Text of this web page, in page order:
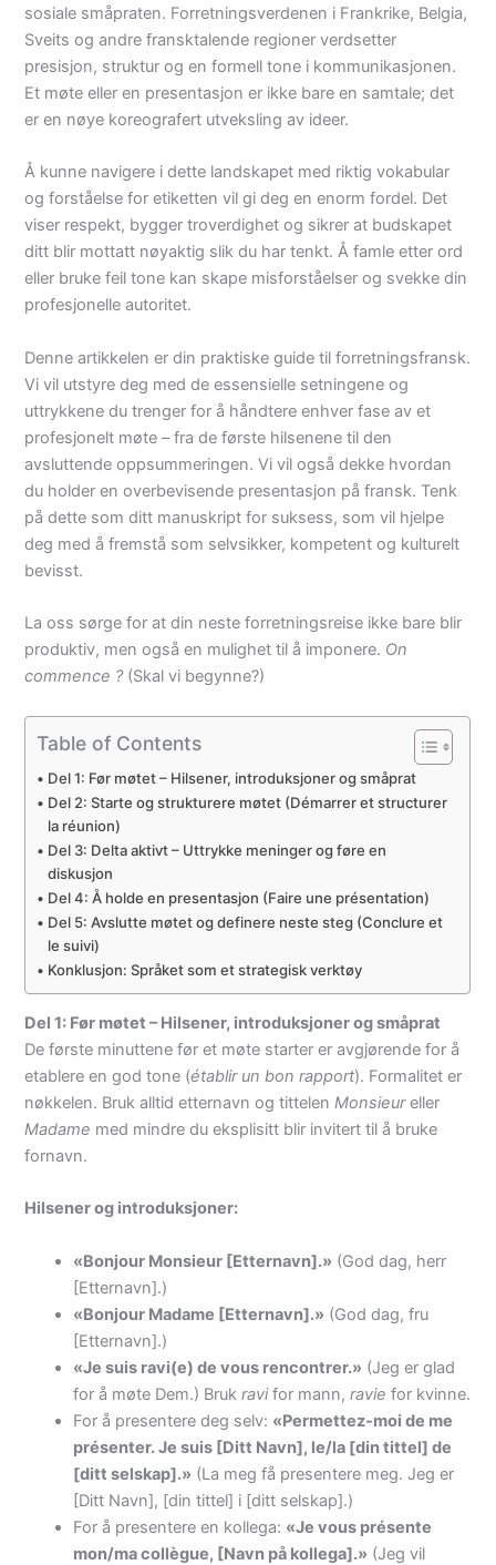
sosiale småpraten. Forretningsverdenen i Frankrike, Belgia,
Sveits og andre fransktalende regioner verdsetter
presisjon, struktur og en formell tone i kommunikasjonen.
Et møte eller en presentasjon er ikke bare en samtale; det
er en nøye koreografert utveksling av ideer.
Å kunne navigere i dette landskapet med riktig vokabular
og forståelse for etiketten vil gi deg en enorm fordel. Det
viser respekt, bygger troverdighet og sikrer at budskapet
ditt blir mottatt nøyaktig slik du har tenkt. Å famle etter ord
eller bruke feil tone kan skape misforståelser og svekke din
profesjonelle autoritet.
Denne artikkelen er din praktiske guide til forretningsfransk.
Vi vil utstyre deg med de essensielle setningene og
uttrykkene du trenger for å håndtere enhver fase av et
profesjonelt møte – fra de første hilsenene til den
avsluttende oppsummeringen. Vi vil også dekke hvordan
du holder en overbevisende presentasjon på fransk. Tenk
på dette som ditt manuskript for suksess, som vil hjelpe
deg med å fremstå som selvsikker, kompetent og kulturelt
bevisst.
La oss sørge for at din neste forretningsreise ikke bare blir
produktiv, men også en mulighet til å imponere. On
commence ?(Skal vi begynne?)
Table of Contents
Del 1: Før møtet – Hilsener, introduksjoner og småprat
Del 2: Starte og strukturere møtet (Démarrer et structurer
la réunion)
Del 3: Delta aktivt – Uttrykke meninger og føre en
diskusjon
Del 4: Å holde en presentasjon (Faire une présentation)
Del 5: Avslutte møtet og definere neste steg (Conclure et
le suivi)
Konklusjon: Språket som et strategisk verktøy
Del 1: Før møtet – Hilsener, introduksjoner og småprat
De første minuttene før et møte starter er avgjørende for å
etablere en god tone (établir un bon rapport). Formalitet er
nøkkelen. Bruk alltid etternavn og tittelenMonsieureller
Madame med mindre du eksplisitt blir invitert til å bruke
fornavn.
Hilsener og introduksjoner:
«Bonjour Monsieur [Etternavn].» (God dag, herr
[Etternavn].)
«Bonjour Madame [Etternavn].» (God dag, fru
[Etternavn].)
«Je suis ravi(e) de vous rencontrer.» (Jeg er glad
for å møte Dem.) Brukravifor mann,ravie for kvinne.
For å presentere deg selv: «Permettez-moi de me
présenter. Je suis [Ditt Navn], le/la [din tittel] de
[ditt selskap].» (La meg få presentere meg. Jeg er
[Ditt Navn], [din tittel] i [ditt selskap].)
For å presentere en kollega: «Je vous présente
mon/ma collègue, [Navn på kollega].» (Jeg vil